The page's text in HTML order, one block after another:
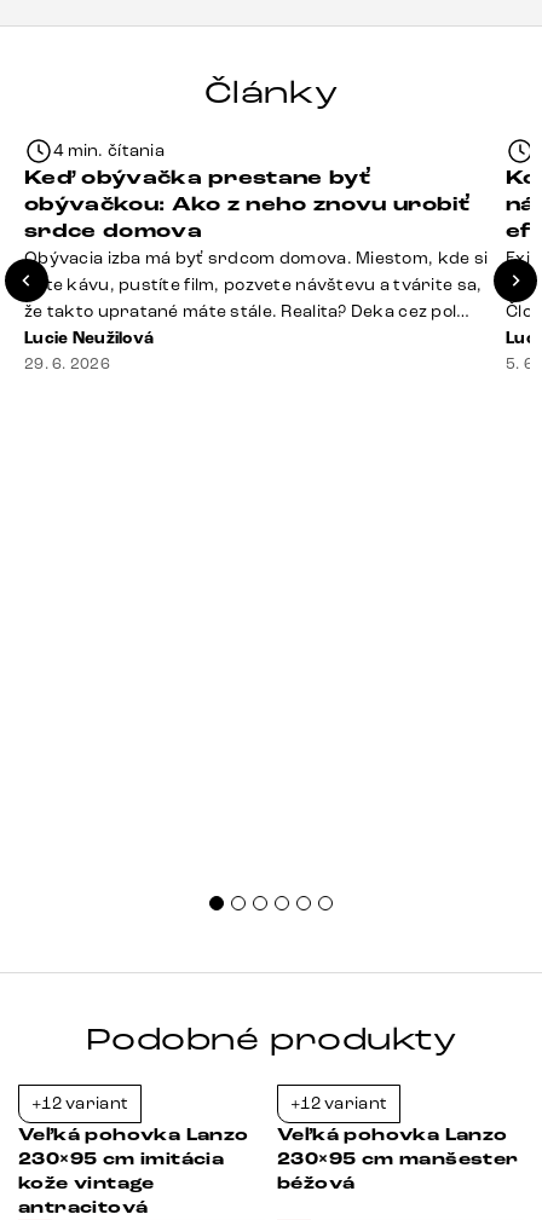
Články
4 min. čítania
Keď obývačka prestane byť
obývačkou: Ako z neho znovu urobiť
srdce domova
Obývacia izba má byť srdcom domova. Miestom, kde si
dáte kávu, pustíte film, pozvete návštevu a tvárite sa,
že takto upratané máte stále. Realita? Deka cez pol
sedačky, ovládač záhadne zmizol, konferenčný stolík
slúži ako odkladisko všetkého od účteniek po balzam
Lucie Neužilová
29. 6. 2026
si
5.
Podobné produkty
+12 variant
Veľká pohovka Lanzo
230×95 cm imitácia
kože vintage
antracitová
+12 variant
Veľká pohovka Lanzo
230×95 cm manšester
béžová